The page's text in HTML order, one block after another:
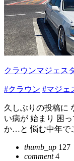
クラウンマジェス
#クラウン #マジェ
久しぶりの投稿に
い病が 始まり 困
か…と 悩む中年で
thumb_up 127
comment4